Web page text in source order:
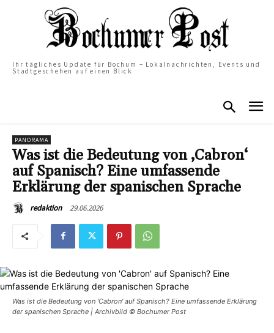
Ihr tägliches Update für Bochum – Lokalnachrichten, Events und
Stadtgeschehen auf einen Blick
PANORAMA
Was ist die Bedeutung von ‚Cabron‘
auf Spanisch? Eine umfassende
Erklärung der spanischen Sprache
redaktion 29.06.2026
Was ist die Bedeutung von 'Cabron' auf Spanisch? Eine umfassende Erklärung
der spanischen Sprache | Archivbild © Bochumer Post